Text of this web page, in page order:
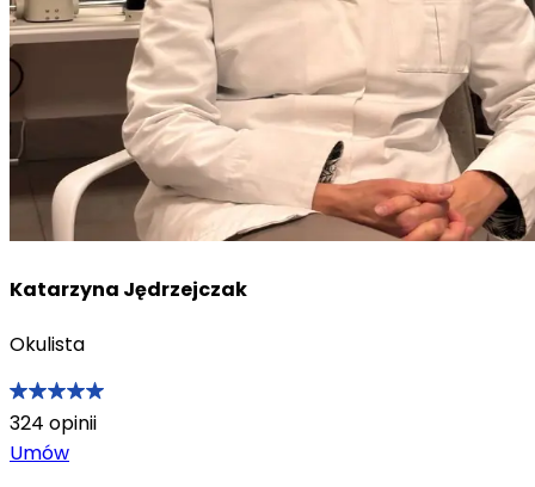
Katarzyna Jędrzejczak
Okulista
324 opinii
Umów